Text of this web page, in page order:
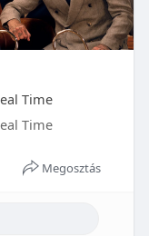
Time
Time
Megosztás